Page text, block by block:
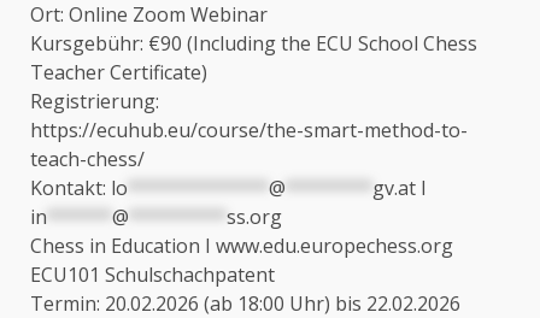
Ort: Online Zoom Webinar
Kursgebühr: €90 (Including the ECU School Chess
Teacher Certificate)
Registrierung:
https://ecuhub.eu/course/the-smart-method-to-
teach-chess/
Kontakt: lo @ gv.at I
in
@
ss.org
Chess in Education I www.edu.europechess.org
ECU101 Schulschachpatent
Termin: 20.02.2026 (ab 18:00 Uhr) bis 22.02.2026